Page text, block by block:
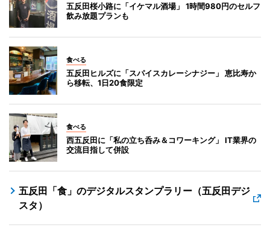
五反田桜小路に「イケマル酒場」 1時間980円のセルフ
飲み放題プランも
食べる
五反田ヒルズに「スパイスカレーシナジー」 恵比寿か
ら移転、1日20食限定
食べる
西五反田に「私の立ち呑み＆コワーキング」 IT業界の
交流目指して併設
五反田「食」のデジタルスタンプラリー（五反田デジ
スタ）